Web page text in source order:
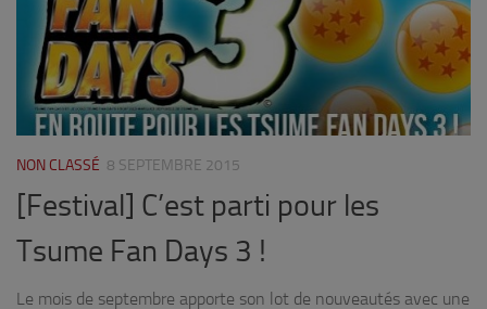
NON CLASSÉ 8 SEPTEMBRE 2015
[Festival] C’est parti pour les
Tsume Fan Days 3 !
Le mois de septembre apporte son lot de nouveautés avec une